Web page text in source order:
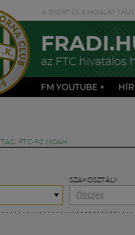
az FTC hivatalos
FM YOUTUBE +
TAG: FTC-FC NOAH
SZAKOSZTÁLY
Összes